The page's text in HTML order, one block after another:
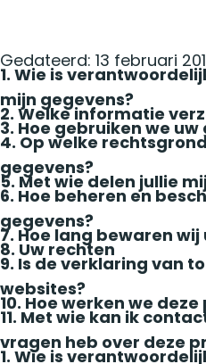
Gedateerd: 13 februari
1. Wie is
mijn gegevens?
2. Welke informatie
3. Hoe gebruiken we uw
4. Op welke
gegevens?
5. Met wie delen jullie
6. Hoe beheren en
gegevens?
7. Hoe lang bewaren
8. Uw rechten
9. Is de verklaring van
websites?
10. Hoe werken we
11. Met wie kan ik
vragen heb over deze
1. Wie is